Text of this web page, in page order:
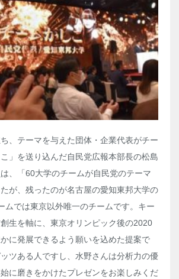
、テーマを与えた団体・企業代表がチー
」を送り込んだ自民党広報本部長の松島
、「60大学のチームが自民党のテーマ
が、残ったのが名古屋の愛知東邦大学の
ムでは東京以外唯一のチームです。キー
生を軸に、東京オリンピック後の2020
に発展できるよう願いを込めた提案で
ツある人ですし、水野さんは分析力の優
に磨きをかけたプレゼンをお楽しみくだ